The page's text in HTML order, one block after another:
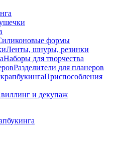
формы
Ленты, шнуры, резинки
Наборы для творчества
Разделители для планеров
Приспособления
и декупаж